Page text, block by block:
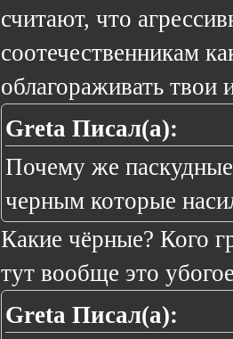
считают, что
соотечественникам
облагораживать твои
Greta Писал(а):
Почему же
черным которые
Какие чёрные? Кого
тут вообще это
Greta Писал(а):